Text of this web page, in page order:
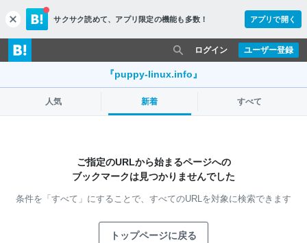
c
l
o
s
サクサク読めて、 アプリ限定の機能も多数！ アプリで開く
ユーザー登録
ログイン
『puppy-linux.info』
人気 新着 すべて
ご指定のURLから始まるページへの
ブックマークは見つかりませんでした
条件を「すべて」にすることで、 すべてのURLを対象に検索できます
トップページに戻る